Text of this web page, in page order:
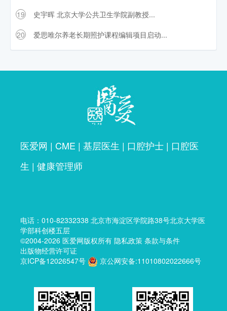
19
史宇晖 北京大学公共卫生学院副教授...
20
爱思唯尔养老长期照护课程编辑项目启动...
医爱网 | CME | 基层医生 | 口腔护士 | 口腔医
生 | 健康管理师
电话： 010-82332338 北京市海淀区学院路38号北京大学医
学部科创楼五层
©2004-2026 医爱网版权所有 隐私政策 条款与条件
出版物经营许可证
京ICP备12026547号
京公网安备:11010802022666号